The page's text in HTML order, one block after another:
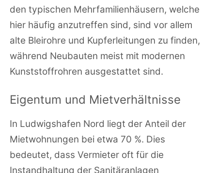
den typischen Mehrfamilienhäusern, welche
hier häufig anzutreffen sind, sind vor allem
alte Bleirohre und Kupferleitungen zu finden,
während Neubauten meist mit modernen
Kunststoffrohren ausgestattet sind.
Eigentum und Mietverhältnisse
In Ludwigshafen Nord liegt der Anteil der
Mietwohnungen bei etwa 70 %. Dies
bedeutet, dass Vermieter oft für die
Instandhaltung der Sanitäranlagen